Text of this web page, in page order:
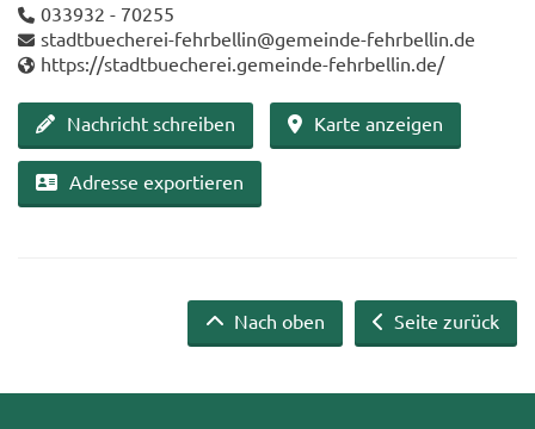
033932 - 70255
stadtbuecherei-​fehrbellin@gemeinde-​fehrbellin.de
https://stadt­bue­che­rei.gemeinde-​fehrbellin.de/
Nach­richt schrei­ben Karte an­zei­gen
Adres­se ex­por­tie­ren
Seite zurück
Nach oben